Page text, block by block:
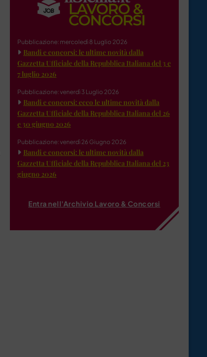
Pubblicazione: mercoledì 8 Luglio 2026
Bandi e concorsi: le ultime novità dalla
Gazzetta Ufficiale della Repubblica Italiana del 3 e
7 luglio 2026
Pubblicazione: venerdì 3 Luglio 2026
Bandi e concorsi: ecco le ultime novità dalla
Gazzetta Ufficiale della Repubblica Italiana del 26
e 30 giugno 2026
Pubblicazione: venerdì 26 Giugno 2026
Bandi e concorsi: le ultime novità dalla
Gazzetta Ufficiale della Repubblica Italiana del 23
giugno 2026
Entra nell'Archivio Lavoro & Concorsi